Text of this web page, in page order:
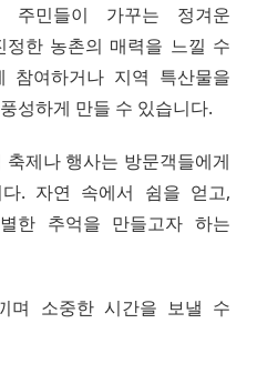
주민들이 가꾸는 정겨운
한 농촌의 매력을 느낄 수
참여하거나 지역 특산물을
성하게 만들 수 있습니다.
제나 행사는 방문객들에게
. 자연 속에서 쉼을 얻고,
한 추억을 만들고자 하는
며 소중한 시간을 보낼 수